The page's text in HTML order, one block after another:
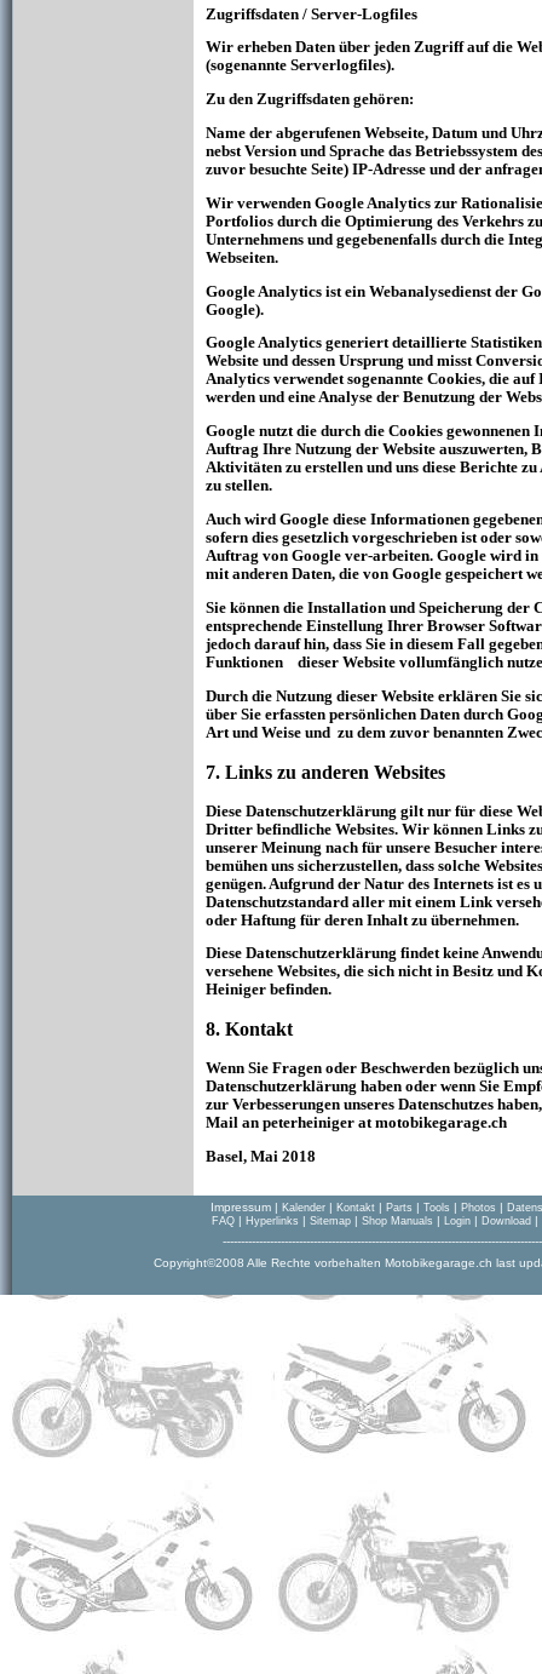
Zugriffsdaten / Server-Logfiles
Wir erheben Daten über jeden Zugriff auf die
(sogenannte Serverlogfiles).
Zu den Zugriffsdaten gehören:
Name der abgerufenen Webseite, Datum und
nebst Version und Sprache das Betriebssystem
zuvor besuchte Seite) IP-Adresse und der
Wir verwenden Google Analytics zur
Portfolios durch die Optimierung des Verkehrs zu
Unternehmens und gegebenenfalls durch die
Webseiten.
Google Analytics ist ein Webanalysedienst der
Google).
Google Analytics generiert detaillierte
Website und dessen Ursprung und misst
Analytics verwendet sogenannte Cookies, die
werden und eine Analyse der Benutzung der
Google nutzt die durch die Cookies gewonnenen
Auftrag Ihre Nutzung der Website auszuwerten,
Aktivitäten zu erstellen und uns diese Berichte
zu stellen.
Auch wird Google diese Informationen
sofern dies gesetzlich vorgeschrieben ist oder
Auftrag von Google ver-arbeiten. Google wird
mit anderen Daten, die von Google gespeichert
Sie können die Installation und Speicherung der
entsprechende Einstellung Ihrer Browser
jedoch darauf hin, dass Sie in diesem Fall
Funktionen dieser Website vollumfänglich
Durch die Nutzung dieser Website erklären Sie
über Sie erfassten persönlichen Daten durch
Art und Weise und zu dem zuvor benannten
7. Links zu anderen Websites
Diese Datenschutzerklärung gilt nur für diese
Dritter befindliche Websites. Wir können Links
unserer Meinung nach für unsere Besucher
bemühen uns sicherzustellen, dass solche
genügen. Aufgrund der Natur des Internets ist es
Datenschutzstandard aller mit einem Link
oder Haftung für deren Inhalt zu übernehmen.
Diese Datenschutzerklärung findet keine
versehene Websites, die sich nicht in Besitz und
Heiniger befinden.
8. Kontakt
Wenn Sie Fragen oder Beschwerden bezüglich
Datenschutzerklärung haben oder wenn Sie
zur Verbesserungen unseres Datenschutzes
Mail an peterheiniger at motobikegarage.ch
Basel, Mai 2018
Impressum | Kalender | Kontakt | Parts | Tools | Photos |
FAQ| Hyperlinks | Sitemap| Shop Manuals | Login| Download|
Copyright©2008 Alle Rechte vorbehalten Motobikegarage.ch last